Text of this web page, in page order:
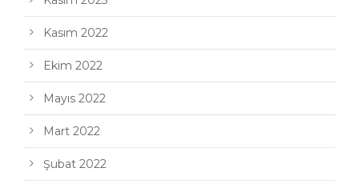
Kasım 2022
Ekim 2022
Mayıs 2022
Mart 2022
Şubat 2022